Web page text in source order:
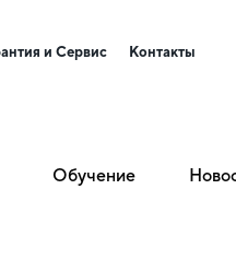
и Сервис Контакты
Обучение